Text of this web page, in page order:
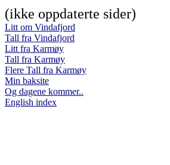
(ikke oppdaterte sider)
Litt om Vindafjord
Tall fra Vindafjord
Litt fra Karmøy
Tall fra Karmøy
Flere Tall fra Karmøy
Min baksite
Og dagene kommer..
English index